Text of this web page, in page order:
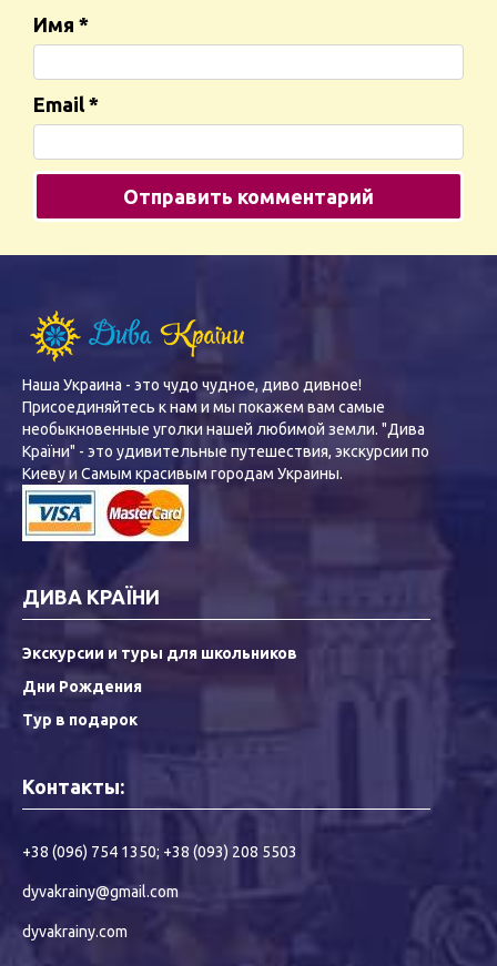
Имя *
Email *
Наша Украина - это чудо чудное, диво дивное!
Присоединяйтесь к нам и мы покажем вам самые
необыкновенные уголки нашей любимой земли. "Дива
Країни" - это удивительные путешествия, экскурсии по
Киеву и Самым красивым городам Украины.
ДИВА КРАЇНИ
Экскурсии и туры для школьников
Дни Рождения
Тур в подарок
Контакты:
+38 (096) 754 1350; +38 (093) 208 5503
dyvakrainy@gmail.com
dyvakrainy.com